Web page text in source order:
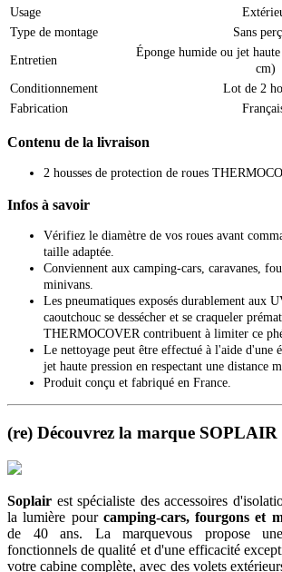
Usage
Type de montage
Sans
Entretien
Éponge humide ou jet
cm)
Conditionnement
Lot de 2
Fabrication
Contenu de la livraison
2 housses de protection de roues
Infos à savoir
Vérifiez le diamètre de vos roues avant
taille adaptée.
Conviennent aux camping-cars, caravanes,
minivans.
Les pneumatiques exposés durablement aux
caoutchouc se dessécher et se craqueler
THERMOCOVER contribuent à limiter ce
Le nettoyage peut être effectué à l'aide d'une
jet haute pression en respectant une distance
Produit conçu et fabriqué en France.
(re) Découvrez la marque SOPLAIR
Soplair est spécialiste des accessoires
la lumière pour camping-cars, fourgons et
de 40 ans.
La marquevous propose
fonctionnels de qualité et d'une efficacité
votre cabine complète, avec des volets